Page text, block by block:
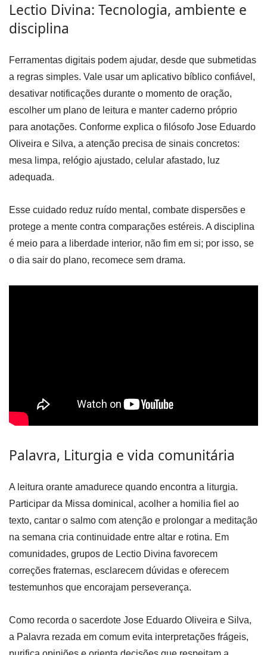
Lectio Divina: Tecnologia, ambiente e
disciplina
Ferramentas digitais podem ajudar, desde que submetidas
a regras simples. Vale usar um aplicativo bíblico confiável,
desativar notificações durante o momento de oração,
escolher um plano de leitura e manter caderno próprio
para anotações. Conforme explica o filósofo Jose Eduardo
Oliveira e Silva, a atenção precisa de sinais concretos:
mesa limpa, relógio ajustado, celular afastado, luz
adequada.
Esse cuidado reduz ruído mental, combate dispersões e
protege a mente contra comparações estéreis. A disciplina
é meio para a liberdade interior, não fim em si; por isso, se
o dia sair do plano, recomece sem drama.
Palavra, Liturgia e vida comunitária
A leitura orante amadurece quando encontra a liturgia.
Participar da Missa dominical, acolher a homilia fiel ao
texto, cantar o salmo com atenção e prolongar a meditação
na semana cria continuidade entre altar e rotina. Em
comunidades, grupos de Lectio Divina favorecem
correções fraternas, esclarecem dúvidas e oferecem
testemunhos que encorajam perseverança.
Como recorda o sacerdote Jose Eduardo Oliveira e Silva,
a Palavra rezada em comum evita interpretações frágeis,